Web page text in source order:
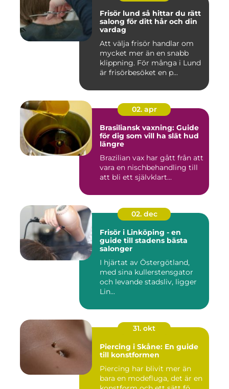
Frisör lund så hittar du rätt
salong för ditt hår och din
vardag
Att välja frisör handlar om
mycket mer än en snabb
klippning. För många i Lund
är frisörbesöket en p...
02. apr
Brasiliansk vaxning: Guide
för dig som vill ha slät hud
längre
Brazilian vax har gått från att
vara en nischbehandling till
att bli ett självklart...
02. dec
Frisör i Linköping - en
guide till stadens bästa
salonger
I hjärtat av Östergötland,
med sina kullerstensgator
och levande stadsliv, ligger
Lin...
31. okt
Piercing i Skåne: En guide
till konstformen
Piercing har blivit mer än
bara en modefluga, det är en